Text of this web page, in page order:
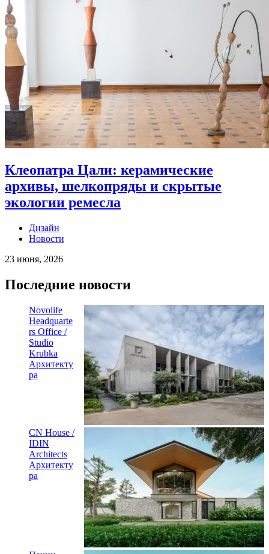
Клеопатра Цали: керамические
архивы, шелкопряды и скрытые
экологии ремесла
Дизайн
Новости
23 июня, 2026
Последние новости
Novolife
Headquarte
rs Office /
Studio
Krubka
Архитекту
ра
CN House /
IDIN
Architects
Архитекту
ра